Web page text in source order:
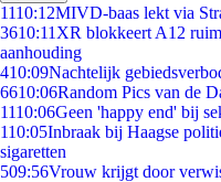
1110:12MIVD-baas lekt via
3610:11 XR blokkeert A12
aanhouding
410:09Nachtelijk
6610:06Random Pics van de
1110:06Geen 'happy end' bij
110:05Inbraak bij Haagse
sigaretten
509:56Vrouw krijgt door